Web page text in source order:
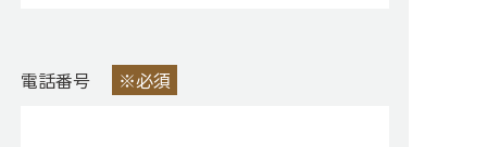
電話番号 ※必須